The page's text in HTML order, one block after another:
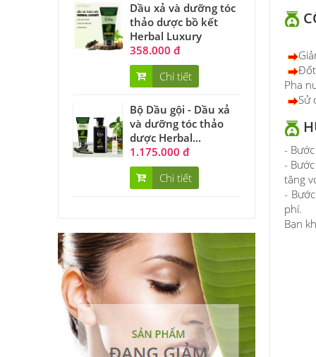
Dầu xả và dưỡng tóc
thảo dược bồ kết
Herbal Luxury
358.000 đ
Chi tiết
Bộ Dầu gội - Dầu xả
và dưỡng tóc thảo
dược Herbal...
1.175.000 đ
Chi tiết
Pha
Sử
-
-
tăng
-
phí.
Bạn